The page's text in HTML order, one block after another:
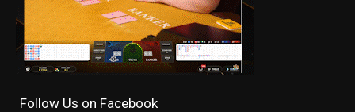
Follow Us on Facebook